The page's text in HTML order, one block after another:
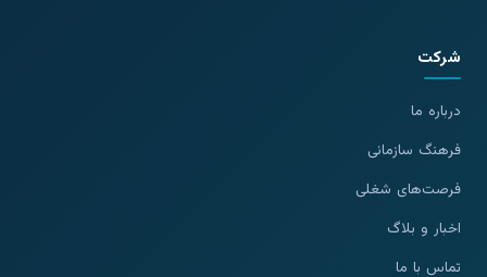
شرکت
درباره ما
فرهنگ سازمانی
فرصت‌های شغلی
اخبار و بلاگ
تماس با ما